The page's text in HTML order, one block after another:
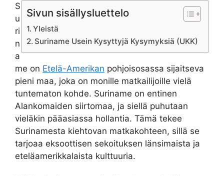
Sivun sisällysluettelo
Yleistä
Suriname Usein Kysyttyjä Kysymyksiä (UKK)
S
u
ri
n
a
me on Etelä-Amerikan pohjoisosassa sijaitseva
pieni maa, joka on monille matkailijoille vielä
tuntematon kohde. Suriname on entinen
Alankomaiden siirtomaa, ja siellä puhutaan
vieläkin pääasiassa hollantia. Tämä tekee
Surinamesta kiehtovan matkakohteen, sillä se
tarjoaa eksoottisen sekoituksen länsimaista ja
eteläamerikkalaista kulttuuria.